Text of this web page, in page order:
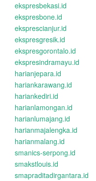
ekspresbekasi.id
ekspresbone.id
eksprescianjur.id
ekspresgresik.id
ekspresgorontalo.id
ekspresindramayu.id
harianjepara.id
hariankarawang.id
hariankediri.id
harianlamongan.id
harianlumajang.id
harianmajalengka.id
harianmalang.id
smanics-serpong.id
smakstlouis.id
smapraditadirgantara.id